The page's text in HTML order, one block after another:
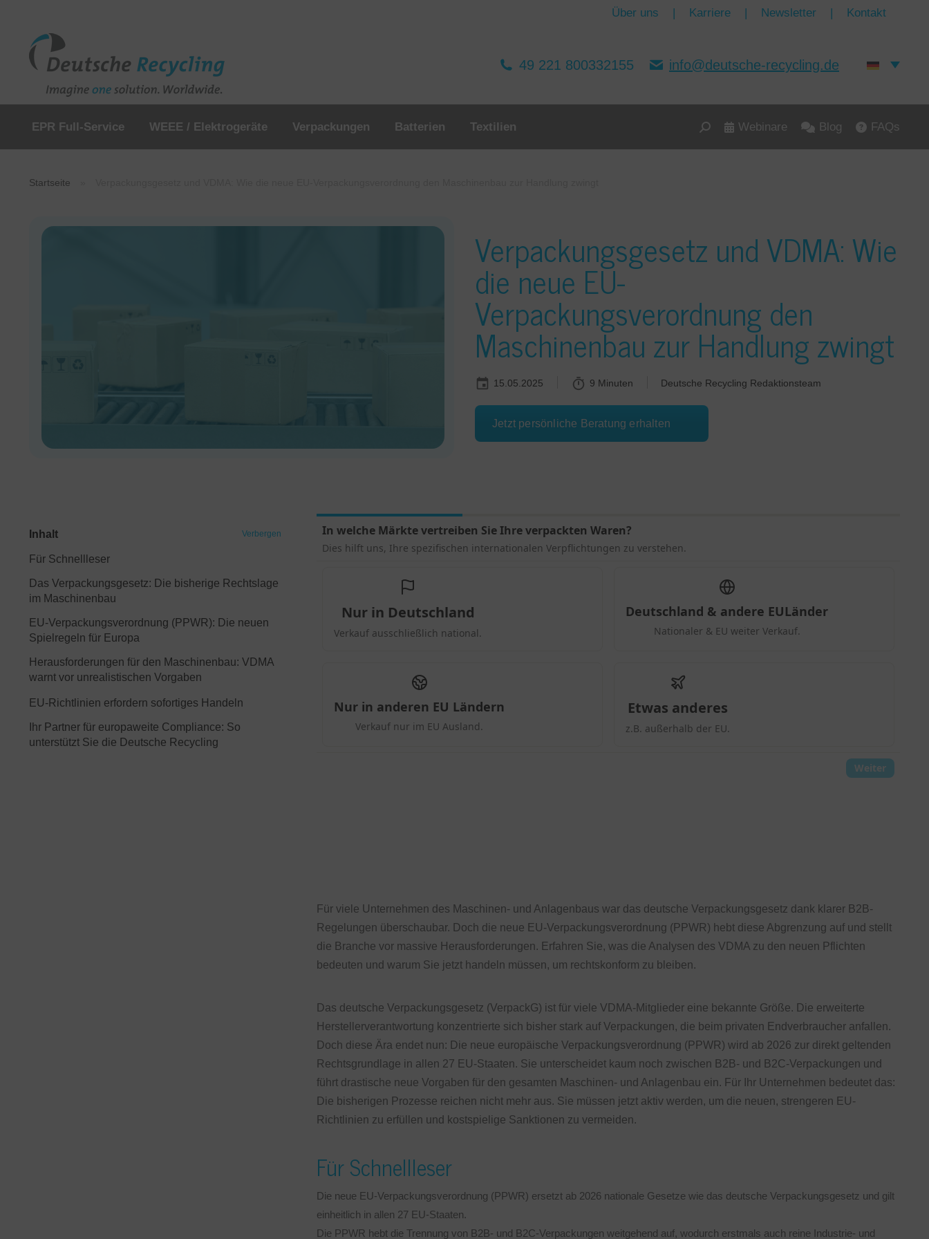
Über uns | Karriere | Newsletter | Kontakt
49 221 800332155 info@deutsche-recycling.de
EPR Full-Service WEEE / Elektrogeräte Verpackungen Batterien Textilien Search: Webinare Blog FAQs
Startseite
Verpackungsgesetz und VDMA: Wie
die neue EU-
Verpackungsverordnung den
Maschinenbau zur Handlung zwingt
15.05.2025 9 Minuten Deutsche Recycling Redaktionsteam
Jetzt persönliche Beratung erhalten
Inhalt Verbergen
Für Schnellleser
Das Verpackungsgesetz: Die bisherige Rechtslage
im Maschinenbau
EU-Verpackungsverordnung (PPWR): Die neuen
Spielregeln für Europa
Herausforderungen für den Maschinenbau: VDMA
warnt vor unrealistischen Vorgaben
EU-Richtlinien erfordern sofortiges Handeln
Ihr Partner für europaweite Compliance: So
unterstützt Sie die Deutsche Recycling
Für viele Unternehmen des Maschinen- und Anlagenbaus war das deutsche Verpackungsgesetz dank klarer B2B-
Regelungen überschaubar. Doch die neue EU-Verpackungsverordnung (PPWR) hebt diese Abgrenzung auf und stellt
die Branche vor massive Herausforderungen. Erfahren Sie, was die Analysen des VDMA zu den neuen Pflichten
bedeuten und warum Sie jetzt handeln müssen, um rechtskonform zu bleiben.
Das deutsche Verpackungsgesetz (VerpackG) ist für viele VDMA-Mitglieder eine bekannte Größe. Die erweiterte
Herstellerverantwortung konzentrierte sich bisher stark auf Verpackungen, die beim privaten Endverbraucher anfallen.
Doch diese Ära endet nun: Die neue europäische Verpackungsverordnung (PPWR) wird ab 2026 zur direkt geltenden
Rechtsgrundlage in allen 27 EU-Staaten. Sie unterscheidet kaum noch zwischen B2B- und B2C-Verpackungen und
führt drastische neue Vorgaben für den gesamten Maschinen- und Anlagenbau ein. Für Ihr Unternehmen bedeutet das:
Die bisherigen Prozesse reichen nicht mehr aus. Sie müssen jetzt aktiv werden, um die neuen, strengeren EU-
Richtlinien zu erfüllen und kostspielige Sanktionen zu vermeiden.
Für Schnellleser
Die neue EU-Verpackungsverordnung (PPWR) ersetzt ab 2026 nationale Gesetze wie das deutsche Verpackungsgesetz und gilt
einheitlich in allen 27 EU-Staaten.
Die PPWR hebt die Trennung von B2B- und B2C-Verpackungen weitgehend auf, wodurch erstmals auch reine Industrie- und